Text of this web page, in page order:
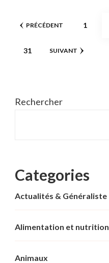
Pagination
publications
PRÉCÉDENT PAGE
1
PAGE
31 SUIVANT
Rechercher
Categories
Actualités & Généraliste
Alimentation et nutrition
Animaux